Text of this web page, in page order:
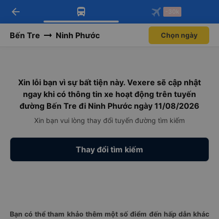
Tải app Vexere ngay!
Nhận ưu đãi thành viên độc
Mở app
Tải app Vexere
-30k/ghế khi đặt vé máy bay qua
Mở app
arrow_back -30k
Bến Tre Ninh Phước Chọn ngày
Xin lỗi bạn vì sự bất tiện này. Vexere sẽ cập nhật
ngay khi có thông tin xe hoạt động trên tuyến
đường Bến Tre đi Ninh Phước ngày 11/08/2026
Xin bạn vui lòng thay đổi tuyến đường tìm kiếm
Thay đổi tìm kiếm
Bạn có thể tham khảo thêm một số điểm đến hấp dẫn khác